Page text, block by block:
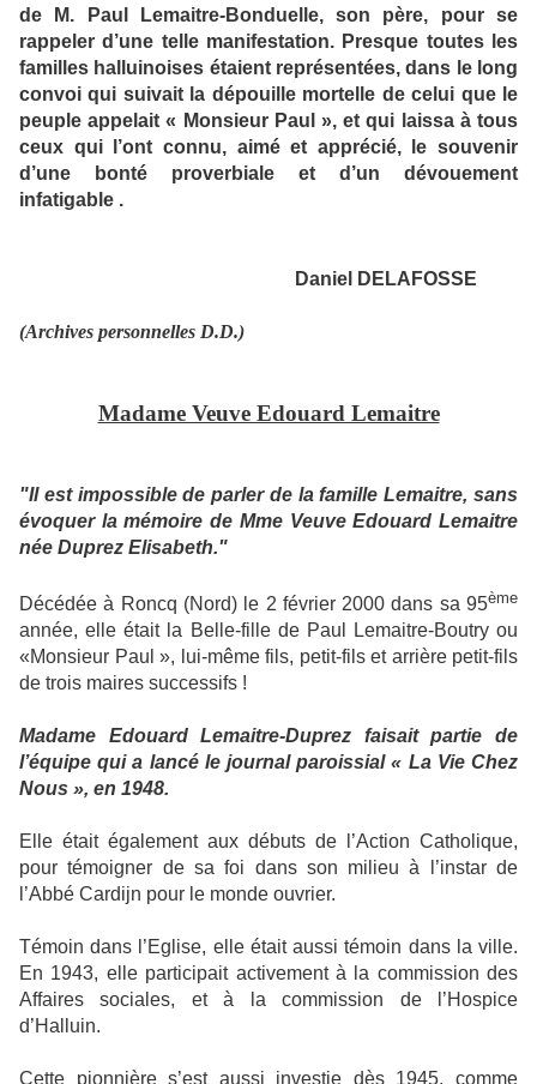
de M. Paul Lemaitre-Bonduelle, son père, pour se
rappeler d’une telle manifestation. Presque toutes les
familles halluinoises étaient représentées, dans le long
convoi qui suivait la dépouille mortelle de celui que le
peuple appelait « Monsieur Paul », et qui laissa à tous
ceux qui l’ont connu, aimé et apprécié, le souvenir
d’une bonté proverbiale et d’un dévouement
infatigable .
Daniel DELAFOSSE
(Archives personnelles D.D.)
Madame Veuve Edouard Lemaitre
"Il est impossible de parler de la famille Lemaitre, sans
évoquer la mémoire de Mme Veuve Edouard Lemaitre
née Duprez Elisabeth."
Décédée à Roncq (Nord) le 2 février 2000 dans sa 95ème
année, elle était la Belle-fille de Paul Lemaitre-Boutry ou
«Monsieur Paul », lui-même fils, petit-fils et arrière petit-fils
de trois maires successifs !
Madame Edouard Lemaitre-Duprez faisait partie de
l’équipe qui a lancé le journal paroissial « La Vie Chez
Nous », en 1948.
Elle était également aux débuts de l’Action Catholique,
pour témoigner de sa foi dans son milieu à l’instar de
l’Abbé Cardijn pour le monde ouvrier.
Témoin dans l’Eglise, elle était aussi témoin dans la ville.
En 1943, elle participait activement à la commission des
Affaires sociales, et à la commission de l’Hospice
d’Halluin.
Cette pionnière s’est aussi investie dès 1945, comme